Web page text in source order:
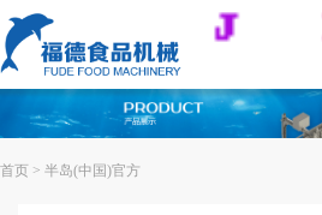
首页 > 半岛(中国)官方